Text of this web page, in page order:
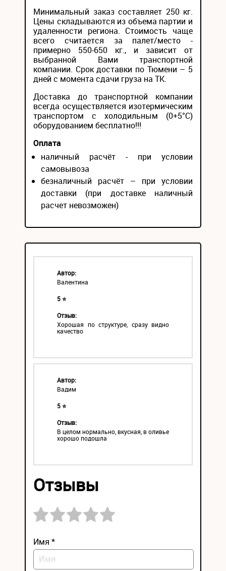
Минимальный заказ составляет 250 кг.
Цены складываются из объема партии и
удаленности региона. Стоимость чаще
всего считается за палет/место -
примерно 550-650 кг., и зависит от
выбранной Вами транспортной
компании. Срок доставки по Тюмени – 5
дней с момента сдачи груза на ТК.
Доставка до транспортной компании
всегда осуществляется изотермическим
транспортом с холодильным (0+5°С)
оборудованием бесплатно!!!
Оплата
наличный расчёт - при условии
самовывоза
безналичный расчёт – при условии
доставки (при доставке наличный
расчет невозможен)
Автор:
Валентина
5 ⭐
Отзыв:
Хорошая по структуре, сразу видно
качество
Автор:
Вадим
5 ⭐
Отзыв:
В целом нормально, вкусная, в оливье
хорошо подошла
Отзывы
Имя *